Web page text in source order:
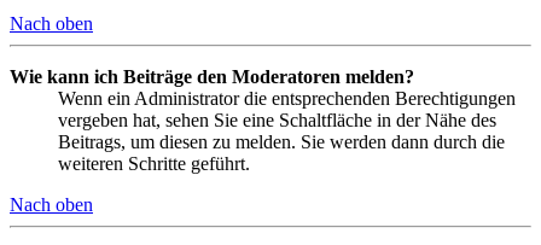
Nach oben
Wie kann ich Beiträge den Moderatoren melden?
Wenn ein Administrator die entsprechenden Berechtigungen
vergeben hat, sehen Sie eine Schaltfläche in der Nähe des
Beitrags, um diesen zu melden. Sie werden dann durch die
weiteren Schritte geführt.
Nach oben